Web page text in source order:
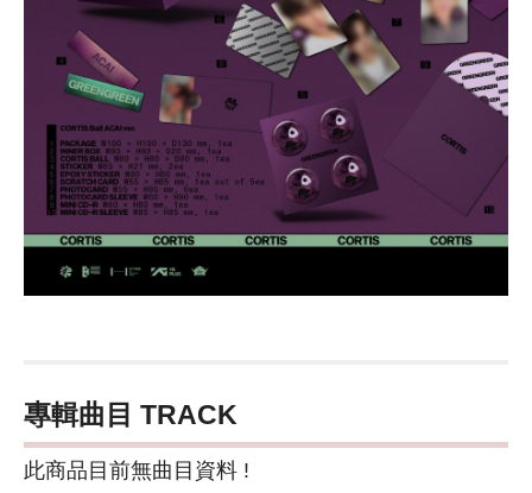
專輯曲目 TRACK
此商品目前無曲目資料 !